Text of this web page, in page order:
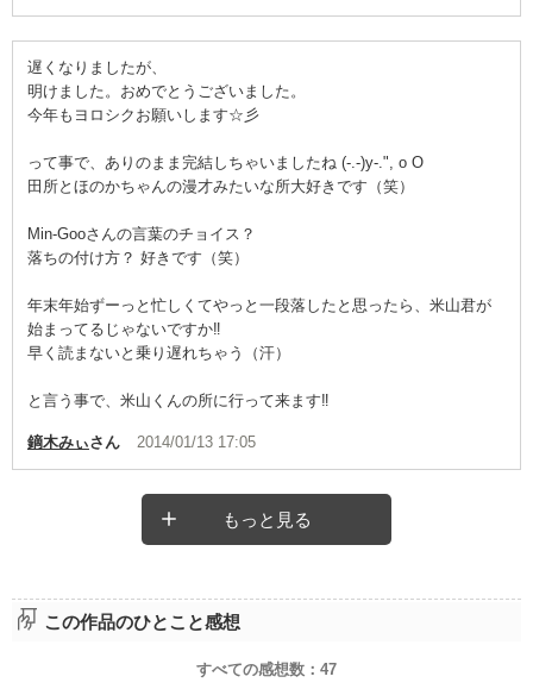
遅くなりましたが、
明けました。おめでとうございました。
今年もヨロシクお願いします☆彡
って事で、ありのまま完結しちゃいましたね (-.-)y-.", o O
田所とほのかちゃんの漫才みたいな所大好きです（笑）
Min-Gooさんの言葉のチョイス？
落ちの付け方？ 好きです（笑）
年末年始ずーっと忙しくてやっと一段落したと思ったら、米山君が
始まってるじゃないですか‼︎
早く読まないと乗り遅れちゃう（汗）
と言う事で、米山くんの所に行って来ます‼︎
鏑木みぃさん 2014/01/13 17:05
もっと見る
この作品のひとこと感想
すべての感想数： 47